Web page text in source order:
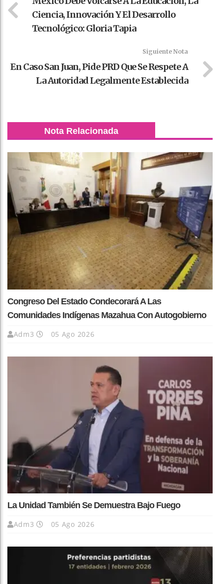
Ciencia, Innovación Y El Desarrollo
Tecnológico: Gloria Tapia
Siguiente Nota
En Caso San Juan, Pide PRD Que Se Respete A
La Autoridad Legalmente Establecida
Nota Relacionada
Congreso Del Estado Condecorará A Las
Comunidades Indígenas Mazahua Con Autogobierno
Adm3 05 Ago 2026
La Unidad También Se Demuestra Bajo Fuego
Adm3 05 Ago 2026